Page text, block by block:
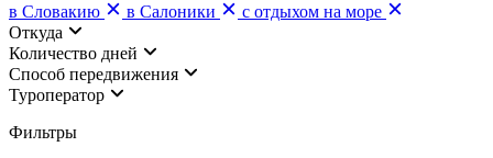
в Словакию
в Салоники
с отдыхом на море
Откуда
Количество дней
Cпособ передвижения
Туроператор
Фильтры